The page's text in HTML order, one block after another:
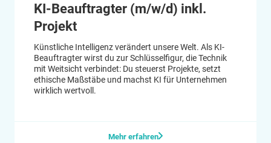
KI-Beauftragter (m/w/d) inkl.
Projekt
Künstliche Intelligenz verändert unsere Welt. Als KI-
Beauftragter wirst du zur Schlüsselfigur, die Technik
mit Weitsicht verbindet: Du steuerst Projekte, setzt
ethische Maßstäbe und machst KI für Unternehmen
wirklich wertvoll.
Mehr erfahren